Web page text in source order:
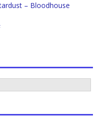
– Bloodhouse